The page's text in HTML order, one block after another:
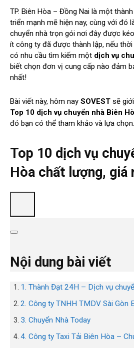
TP. Biên Hòa – Đồng Nai là một
triển mạnh mẽ hiện nay, cùng với đó
chuyển nhà trọn gói nơi đây được
ít công ty đã được thành lập, nếu
có nhu cầu tìm kiếm một dịch vụ
biết chọn đơn vị cung cấp nào đảm
nhất!
Bài viết này, hôm nay SOVEST sẽ
Top 10 dịch vụ chuyển nhà Biên
đó bạn có thể tham khảo và lựa chọn.
Top 10 dịch vụ
Hòa chất lượng, giá
Nội dung bài viết
1. Thành Đạt 24H – Dịch vụ
2. Công ty TNHH TMDV Sài Gòn
3. Chuyển Nhà Today
4. Công ty Taxi Tải Biên Hòa –